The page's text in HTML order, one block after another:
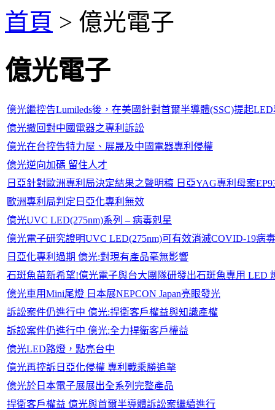
首頁 > 億光電子
億光電子
億光繼控告Lumileds後，在美國針對首爾半導體(SSC)提起
億光撤回對中國電器之專利訴訟
億光在台控告特力屋、展晟及中國電器專利侵權
億光逆向加碼 留住人才
日亞針對歐洲專利局決定結果之聲明稿 日亞YAG專利母案
歐洲專利局判定日亞化專利無效
億光UVC LED(275nm)系列 – 病毒剋星
億光電子研究證明UVC LED(275nm)可有效消滅COVID-19病毒
日亞化專利過期 億光:對現有產品毫無影響
石斑魚苗新希望!億光電子與台大團隊研發出石斑魚專用 LED
億光車用Mini尾燈 日本展NEPCON Japan亮眼發光
訴訟案件仍進行中 億光:捍衛客戶權益與知識產權
訴訟案件仍進行中 億光:全力捍衛客戶權益
億光LED路燈，點亮台中
億光再控訴日亞化侵權 專利戰乘勝追擊
億光於日本電子展展出全系列完整產品
捍衛客戶權益 億光與首爾半導體訴訟案繼續進行